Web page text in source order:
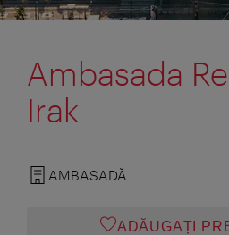
Ambasada
Irak
AMBASADĂ
ADĂUGAȚI